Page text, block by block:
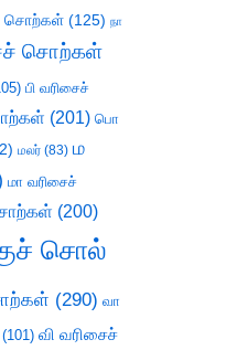
சொற்கள் (125) நா
சொற்கள்
பி வரிசைச்
(201) பொ
மலர் (83) ம
மா வரிசைச்
(200)
சொல்
(290) வா
(101) வி வரிசைச்